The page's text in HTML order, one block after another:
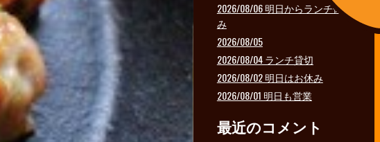
2026/08/06 明日からランチ休
み
2026/08/05
2026/08/04 ランチ貸切
2026/08/02 明日はお休み
2026/08/01 明日も営業
最近のコメント